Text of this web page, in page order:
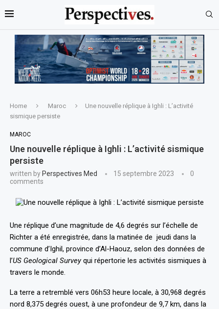
Home Maroc
Une nouvelle réplique à Ighli : L’activité
sismique persiste
MAROC
Une nouvelle réplique à Ighli : L’activité sismique
persiste
written by Perspectives Med 15 septembre 2023
0
comments
Une réplique d’une magnitude de 4,6 degrés sur l’échelle de
Richter a été enregistrée, dans la matinée de jeudi dans la
commune d’Ighil, province d’Al-Haouz, selon des données de
l’US Geological Surveyqui répertorie les activités sismiques à
travers le monde.
La terre a retremblé vers 06h53 heure locale, à 30,968 degrés
nord 8,375 degrés ouest, à une profondeur de 9,7 km, dans la